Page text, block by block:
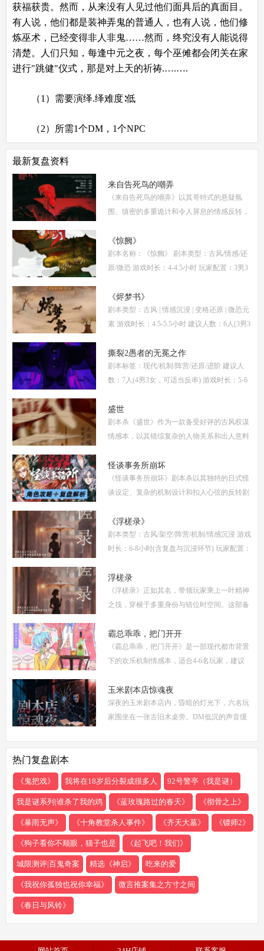
获福获贵。然而，从来没有人见过他们面具后的真面目。
有人说，他们都是装神弄鬼的普通人，也有人说，他们修
炼巫术，已经变得非人非鬼……然而，终究没有人能说得
清楚。人们只知，每逢中元之夜，每个巫傩都会闭关在家
进行"跳健"仪式，那是对上天的祈祷.….….
（1）需要演绎.绎难度∶低
（2）所需1个DM，1个NPC
最新复盘资料
来自告死鸟的嘲弄
《来自告死鸟的嘲弄》以其哥特式的悬疑氛
围、缜密的多重诡计和令人屏息的情感反转，
南将从线索流程梳理、角色任务解析、核心诡
计拆
《惊阙》
剧本名称：《惊阙》 剧本类型：古风/情感/还
原/微恐 游戏时长：4-4.5小时 玩家配置：3男3
体验测评内容，复盘答案仅需2步： (1)关注微
信公
《烬梦书》
剧本类型：古风 | 情感沉浸 | 变格还原 | 微恐元
素 游戏时长：4.5-5.5小时 建议人数：6人(3男3
风故事、情感细腻、偏好剧情还原的玩家 《烬
梦
撕裂2愚者的无冕之作
剧本标签：现代/机制/阵营/还原/进阶 建议人
数：7人(4男3女，可适当反串) 游戏时长：5-6
《撕裂2愚者的无冕之作》玩家点评关键词：
机制
盛世
剧本杀《盛世》作为一款备受好评的古风权谋
情感本，以其错综复杂的人物关系和出人意料
供全面的复盘解析，包括角色攻略、关键线索
解
怪谈事务所崩坏
《怪谈事务所崩坏》剧本杀以其独特的日式怪
谈设定、复杂的机制设计和扣人心弦的反转剧
复盘、体验测评、新本攻略、类型时间和玩家
点
《浮槎录》
剧本类型：古风/架空/阵营/机制/情感沉浸 游戏
时长：6-8小时(含复盘与沉浸环节) 玩家配置：
别选择以增强代入感) 适合玩家：适合喜爱深
度
浮槎录
《浮槎录》正如其名，带领玩家乘上一叶精神
之筏，穿梭于多重身份与错位时空间。这部备
精密的机制设计和深刻的人性探讨，在剧本杀
圈
霸总乖乖，把门开开
《霸总乖乖，把门开开》是一部现代都市背景
下的欢乐机制情感本，适合4-6名玩家，建议
争、家族恩怨与情感纠葛，以轻松幽默的笔触
描绘了一
玉米剧本店惊魂夜
深夜的玉米剧本店内，昏暗的灯光下，六名玩
家围坐在一张古旧木桌旁。DM低沉的声音缓
热门复盘剧本
《鬼把戏》 我将在18岁后分裂成很多人 92号警亭（我是谜）
我是谜系列|谁杀了我的鸡 《蓝玫瑰路过的春天》 《彻骨之上》
《暴雨无声》 《十角教堂杀人事件》 《齐天大墓》 《镖师2》
《狗子看你不顺眼，猫子也是 《起飞吧！我们》
城限测评|百鬼奇案 精选《神启》 吃来的爱
《我祝你孤独也祝你幸福》 微言推案集之方寸之间
《春日与风铃》